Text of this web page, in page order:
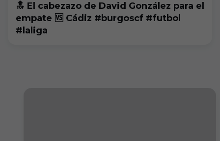
🔝 El cabezazo de David González para el
empate 🆚 Cádiz #burgoscf #futbol
#laliga